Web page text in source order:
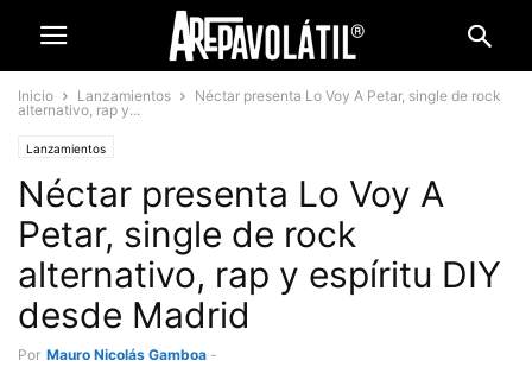
Inicio Lanzamientos
Néctar presenta Lo Voy A Petar, single de rock
alternativo, rap y...
Lanzamientos
Néctar presenta Lo Voy A
Petar, single de rock
alternativo, rap y espíritu DIY
desde Madrid
Por Mauro Nicolás Gamboa -